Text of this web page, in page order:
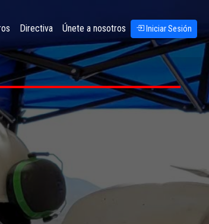
Directiva Únete a nosotros Iniciar Sesión